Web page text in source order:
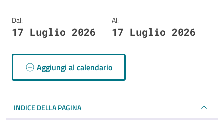
Dal:
17 Luglio 2026
Al:
17 Luglio 2026
Aggiungi al calendario
INDICE DELLA PAGINA